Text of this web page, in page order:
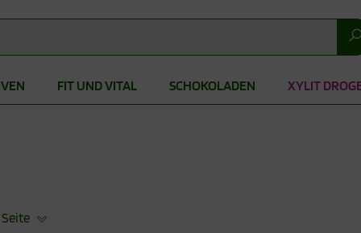
FIT UND VITAL SCHOKOLADEN XYLIT